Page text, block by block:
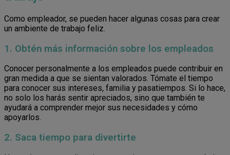
Como empleador, se pueden hacer algunas cosas para crear
un ambiente de trabajo feliz.
1. Obtén más información sobre los empleados
Conocer personalmente a los empleados puede contribuir en
gran medida a que se sientan valorados. Tómate el tiempo
para conocer sus intereses, familia y pasatiempos. Si lo hace,
no solo los harás sentir apreciados, sino que también te
ayudará a comprender mejor sus necesidades y cómo
apoyarlos.
2. Saca tiempo para divertirte